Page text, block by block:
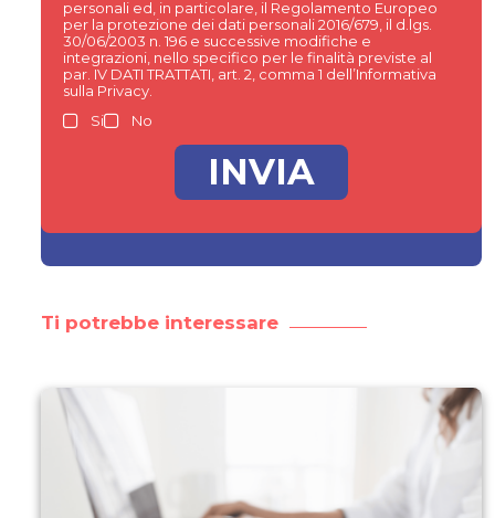
personali ed, in particolare, il Regolamento Europeo
per la protezione dei dati personali 2016/679, il d.lgs.
30/06/2003 n. 196 e successive modifiche e
integrazioni, nello specifico per le finalità previste al
par. IV DATI TRATTATI, art. 2, comma 1 dell’Informativa
sulla Privacy.
Si
No
Ti potrebbe interessare